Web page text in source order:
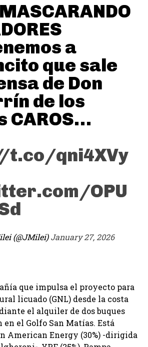
a
que sale
de Don
de los
CAROS…
t.co/qni4XVy
OPU
(@JMilei)January 27, 2026
que impulsa el proyecto para
licuado (GNL) desde la costa
el alquiler de dos buques
en el Golfo San Matías. Está
American Energy (30%) -dirigida